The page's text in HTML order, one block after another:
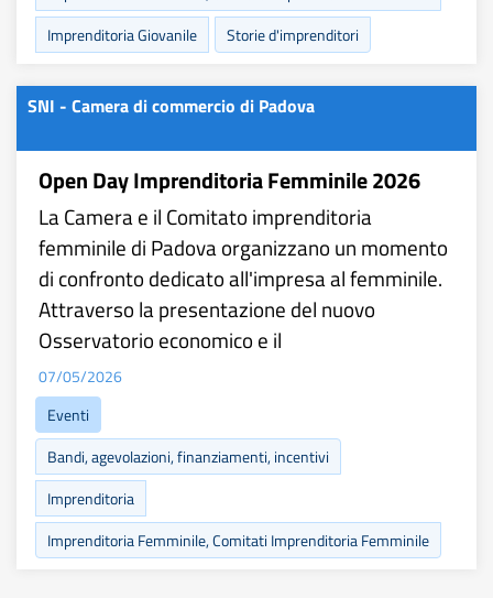
Imprenditoria Giovanile
Storie d'imprenditori
SNI - Camera di commercio di Padova
Open Day Imprenditoria Femminile 2026
La Camera e il Comitato imprenditoria
femminile di Padova organizzano un momento
di confronto dedicato all'impresa al femminile.
Attraverso la presentazione del nuovo
Osservatorio economico e il
07/05/2026
Eventi
Bandi, agevolazioni, finanziamenti, incentivi
Imprenditoria
Imprenditoria Femminile, Comitati Imprenditoria Femminile